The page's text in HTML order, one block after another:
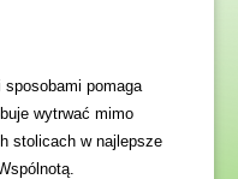
pomaga
wytrwać mimo
stolicach w najlepsze